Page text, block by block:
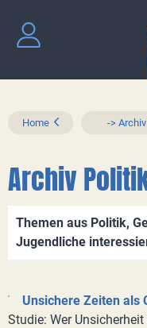
Home -> Archiv
Archiv
Themen aus Politik,
Jugendliche
Unsichere Zeiten als
Studie: Wer